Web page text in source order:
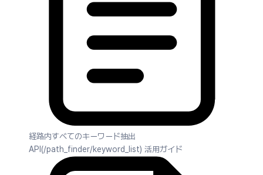
経路内すべてのキーワード抽出
API(/path_finder/keyword_list) 活用ガイド